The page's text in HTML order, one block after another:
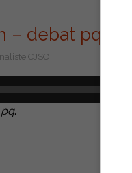
– debat pq
CJSO
.